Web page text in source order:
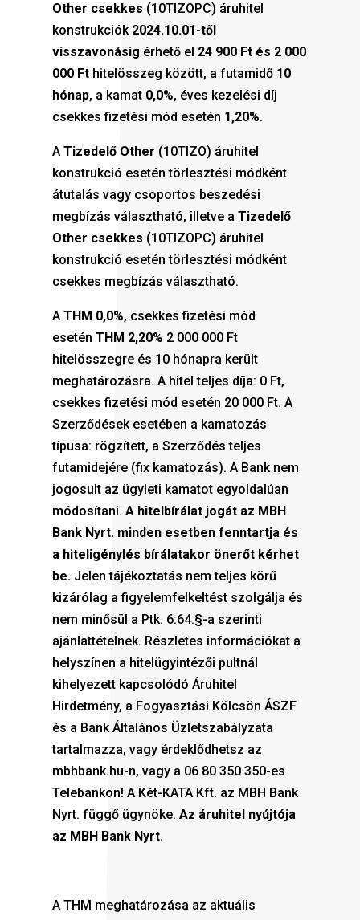
Other csekkes (10TIZOPC) áruhitel
konstrukciók 2024.10.01-től
visszavonásig érhető el 24 900 Ft és 2 000
000 Fthitelösszeg között, a futamidő 10
hónap, a kamat 0,0%, éves kezelési díj
csekkes fizetési mód esetén 1,20%.
A Tizedelő Other (10TIZO) áruhitel
konstrukció esetén törlesztési módként
átutalás vagy csoportos beszedési
megbízás választható, illetve a Tizedelő
Other csekkes (10TIZOPC) áruhitel
konstrukció esetén törlesztési módként
csekkes megbízás választható.
A THM 0,0%, csekkes fizetési mód
esetén THM 2,20% 2 000 000 Ft
hitelösszegre és 10 hónapra került
meghatározásra. A hitel teljes díja: 0 Ft,
csekkes fizetési mód esetén 20 000 Ft. A
Szerződések esetében a kamatozás
típusa: rögzített, a Szerződés teljes
futamidejére (fix kamatozás). A Bank nem
jogosult az ügyleti kamatot egyoldalúan
módosítani. A hitelbírálat jogát az MBH
Bank Nyrt. minden esetben fenntartja és
a hiteligénylés bírálatakor önerőt kérhet
be.Jelen tájékoztatás nem teljes körű
kizárólag a figyelemfelkeltést szolgálja és
nem minősül a Ptk. 6:64.§-a szerinti
ajánlattételnek. Részletes információkat a
helyszínen a hitelügyintézői pultnál
kihelyezett kapcsolódó Áruhitel
Hirdetmény, a Fogyasztási Kölcsön ÁSZF
és a Bank Általános Üzletszabályzata
tartalmazza, vagy érdeklődhetsz az
mbhbank.hu-n, vagy a 06 80 350 350-es
Telebankon! A Két-KATA Kft. az MBH Bank
Nyrt. függő ügynöke. Az áruhitel nyújtója
az MBH Bank Nyrt.
A THM meghatározása az aktuális